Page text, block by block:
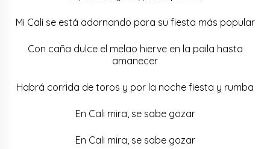
Mi Cali se está adornando para su fiesta más popular
Con caña dulce el melao hierve en la paila hasta
amanecer
Habrá corrida de toros y por la noche fiesta y rumba
En Cali mira, se sabe gozar
En Cali mira, se sabe gozar